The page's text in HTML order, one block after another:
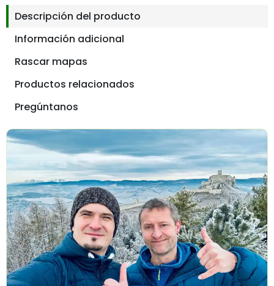
Descripción del producto
Información adicional
Rascar mapas
Productos relacionados
Pregúntanos